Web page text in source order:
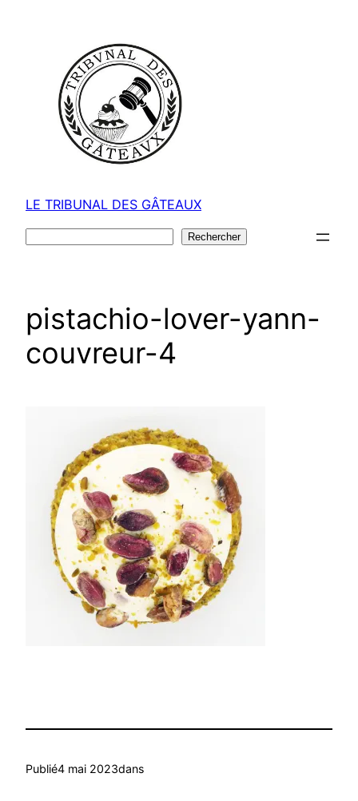
LE TRIBUNAL DES GÂTEAUX
Rechercher
pistachio-lover-yann-
couvreur-4
Publié4 mai 2023dans